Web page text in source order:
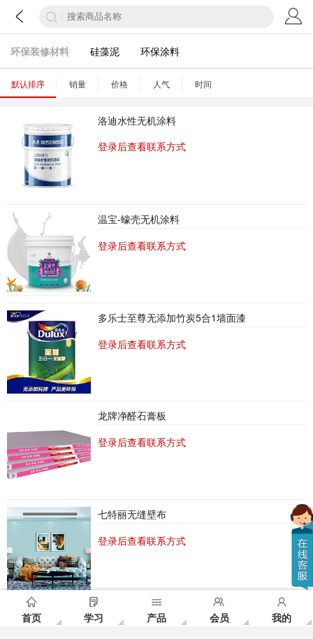
首页 学习 产品 会员 我的
环保装修材料 硅藻泥 环保涂料
默认排序 销量 价格 人气 时间
洛迪水性无机涂料
登录后查看联系方式
温宝-蠔壳无机涂料
登录后查看联系方式
多乐士至尊无添加竹炭5合1墙面漆
登录后查看联系方式
龙牌净醛石膏板
登录后查看联系方式
七特丽无缝壁布
登录后查看联系方式
佳适逸宝地板